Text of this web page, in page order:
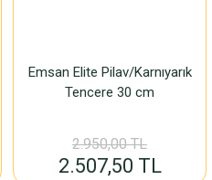
Emsan Elite Pilav/Karnıyarık
Tencere 30 cm
2.950,00 TL
2.507,50 TL